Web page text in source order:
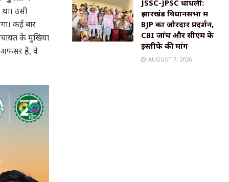
उसी
कई बार
के मुखिया
अफसर हैं, वे
JSSC-JPSC धांधली:
झारखंड विधानसभा में
BJP का जोरदार प्रदर्शन,
CBI जांच और सीएम के
इस्तीफे की मांग
AUGUST 7, 2026